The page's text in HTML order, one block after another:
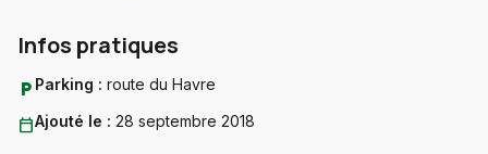
Infos pratiques
local_parking Parking : route du Havre
calendar_todayAjouté le : 28 septembre 2018